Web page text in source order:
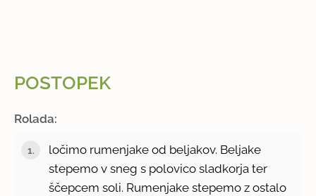
POSTOPEK
Rolada:
ločimo rumenjake od beljakov. Beljake
stepemo v sneg s polovico sladkorja ter
ščepcem soli. Rumenjake stepemo z ostalo